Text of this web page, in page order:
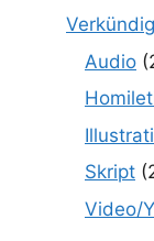
Audio
Skript
Video/